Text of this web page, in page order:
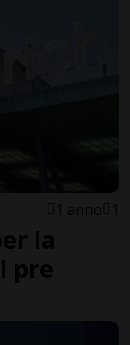
1 anno 1
la
pre